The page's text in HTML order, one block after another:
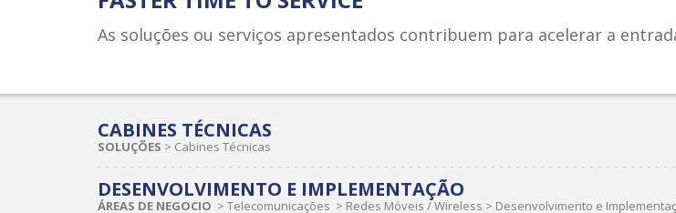
As soluções ou serviços apresentados contribuem para acelerar a
CABINES TÉCNICAS
SOLUÇÕES > Cabines Técnicas
DESENVOLVIMENTO E IMPLEMENTAÇÃO
ÁREAS DE NEGOCIO > Telecomunicações > Redes Móveis / Wireless > Desenvolvimento e